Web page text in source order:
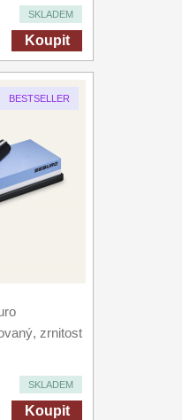
SKLADEM
Koupit
BESTSELLER
zrnitost
SKLADEM
Koupit